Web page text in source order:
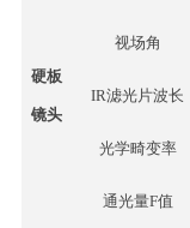
硬板
镜头
视场角
IR滤光片波长
光学畸变率
通光量F值